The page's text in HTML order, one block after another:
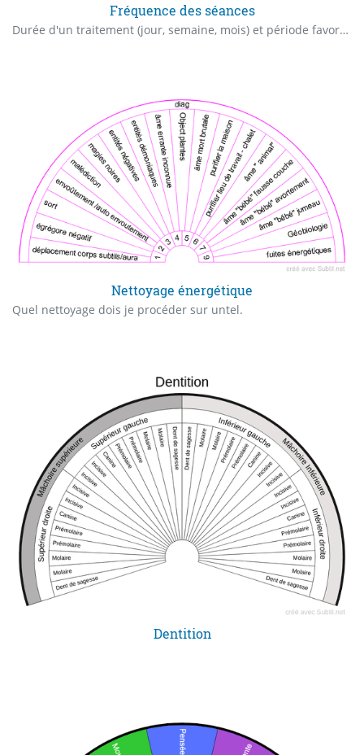
Fréquence des séances
Durée d'un traitement (jour, semaine, mois) et période favorable pour débuter ce traitement (saison, mois)
Nettoyage énergétique
Quel nettoyage dois je procéder sur untel.
Dentition